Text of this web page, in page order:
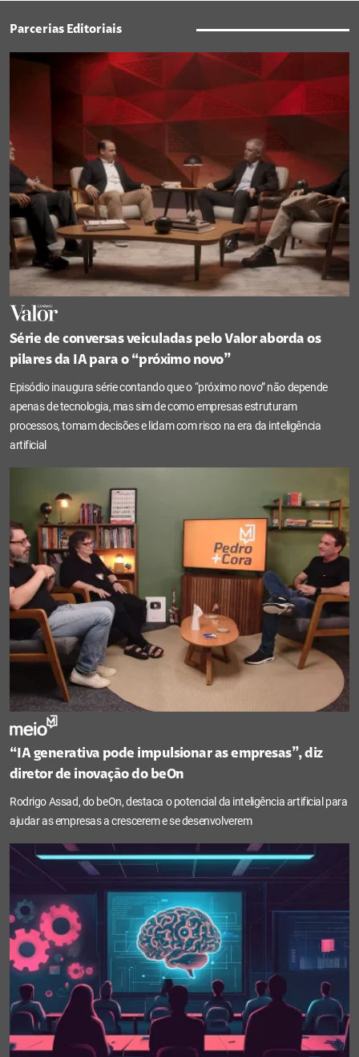
Parcerias Editoriais
Série de conversas veiculadas pelo Valor aborda os
pilares da IA para o “próximo novo”
Episódio inaugura série contando que o “próximo novo” não depende
apenas de tecnologia, mas sim de como empresas estruturam
processos, tomam decisões e lidam com risco na era da inteligência
artificial
“IA generativa pode impulsionar as empresas”, diz
diretor de inovação do beOn
Rodrigo Assad, do beOn, destaca o potencial da inteligência artificial para
ajudar as empresas a crescerem e se desenvolverem